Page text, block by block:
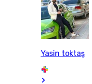
Yasin toktaş